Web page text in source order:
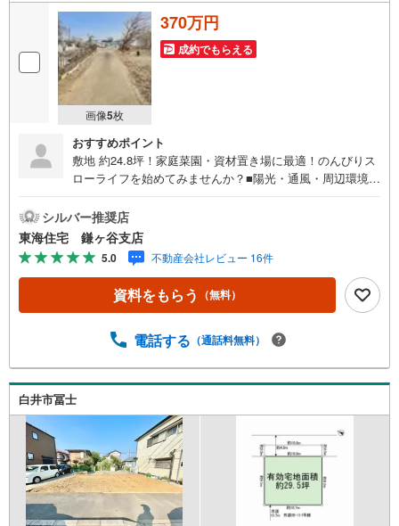
画像5枚
370万円
成約でもらえる
おすすめポイント
敷地 約24.8坪！家庭菜園・資材置き場に最適！のんびりス
ローライフを始めてみませんか？■陽光・通風・周辺環境良
ご見学も可能です!! ■住宅ご購入に関する様々なご質問など
お気軽にお問合せください！頭金0円からの住宅購入をサポ
ート！●自己資金が少ない方・自営業や勤続年数が少なく不
安のある方、お借入れのある方等住宅ローン相談実施中！○
○現地見学・ご来店（事前にご予約ください）○○営業時間/
9:30～18:30営業時間中はお電話のお問い合わせがスムーズ
見学（60分～）■物件探しのご相談（30分～）■資金計画の
明（60分～）■その他のご相談（30分～）●ご案内はお客様
い時間に内見をして詳しいお話は改めて夕方になど臨機応
変ご対応させて頂きます。
シルバー推奨店
東海住宅 鎌ヶ谷支店
5.0 不動産会社レビュー 16件
資料をもらう （無料）
電話する （通話料無料）
白井市冨士